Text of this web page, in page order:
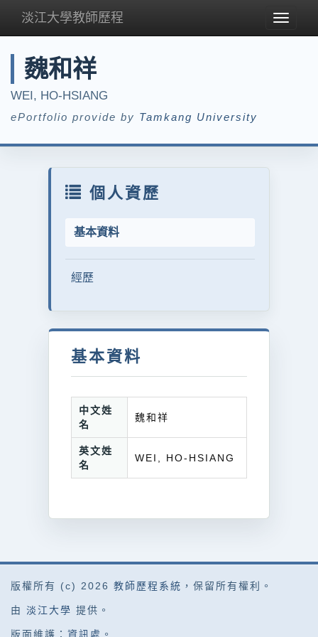
Toggle
淡江大學教師歷程
魏和祥
WEI, HO-HSIANG
ePortfolio provide by Tamkang University
個人資歷
基本資料
經歷
基本資料
中文姓
名
魏和祥
英文姓
名
WEI, HO-HSIANG
版權所有 (c) 2026 教師歷程系統 ，保留所有權利。
由 淡江大學 提供。
版面維護： 資訊處 。